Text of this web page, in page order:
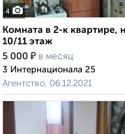
4
Комната в 2-к квартире,
10/11 этаж
5 000 ₽ в месяц
3 Интернационала 25
Агентство, 06.12.2021